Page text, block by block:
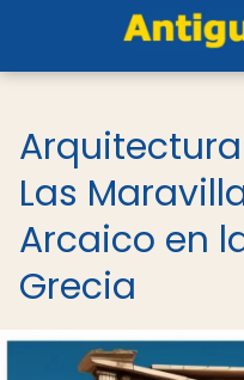
Las
Arcaico en
Grecia